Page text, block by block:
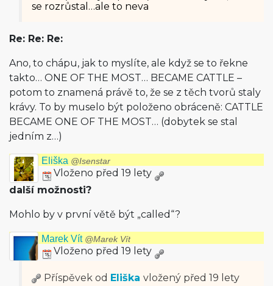
se rozrůstal…ale to neva
Re: Re: Re:
Ano, to chápu, jak to myslíte, ale když se to řekne
takto… ONE OF THE MOST… BECAME CATTLE –
potom to znamená právě to, že se z těch tvorů staly
krávy. To by muselo být položeno obráceně: CATTLE
BECAME ONE OF THE MOST… (dobytek se stal
jedním z…)
Eliška @Isenstar
Vloženo před 19 lety
další možnosti?
Mohlo by v první větě být „called“?
Marek Vít @Marek Vít
Vloženo před 19 lety
Příspěvek od Eliška vložený před 19 lety